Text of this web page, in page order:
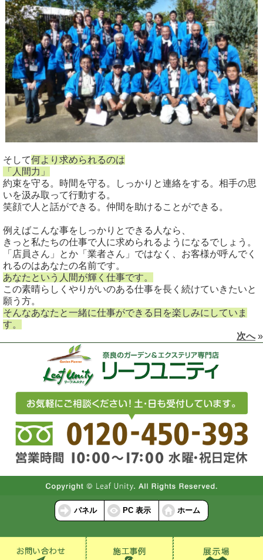
そして何より求められるのは
「人間力」
約束を守る。時間を守る。しっかりと連絡をする。相手の思
いを汲み取って行動する。
笑顔で人と話ができる。仲間を助けることができる。
例えばこんな事をしっかりとできる人なら、
きっと私たちの仕事で人に求められるようになるでしょう。
「店員さん」とか「業者さん」ではなく、お客様が呼んでく
れるのはあなたの名前です。
あなたという人間が輝く仕事です。
この素晴らしくやりがいのある仕事を長く続けていきたいと
願う方。
そんなあなたと一緒に仕事ができる日を楽しみにしていま
す。
次へ»
パネル PC 表示 ホーム